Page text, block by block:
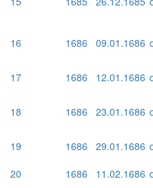
16 1686 09.01.1686
17 1686 12.01.1686
18 1686 23.01.1686
19 1686 29.01.1686
20
1686 11.02.1686